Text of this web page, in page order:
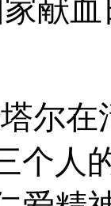
献血
尔
个人